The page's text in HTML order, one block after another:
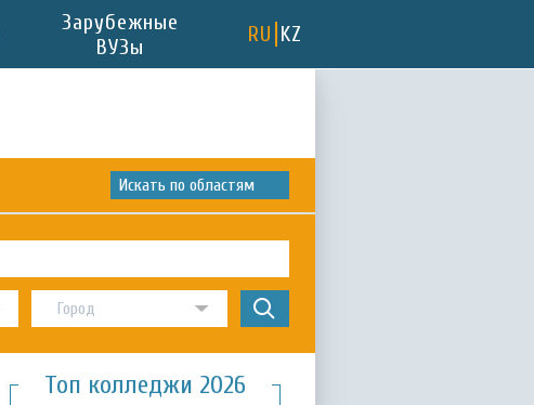
Зарубежные
ВУЗы
RU KZ
Искать по областям
Топ колледжи 2026